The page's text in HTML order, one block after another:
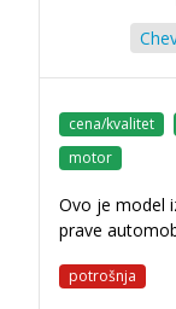
cena/kvalitet
motor
Ovo je model
prave
potrošnja